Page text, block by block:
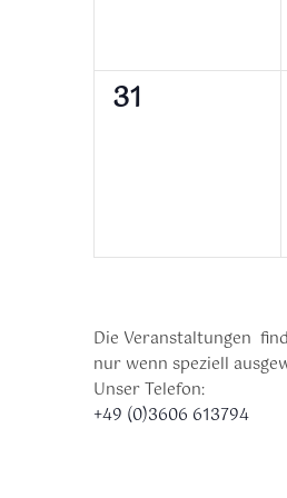
0
31
Die Veranstaltungen
nur wenn speziell
Unser Telefon:
+49 (0)3606 613794